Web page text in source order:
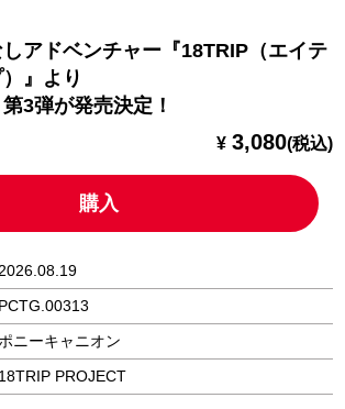
アドベンチャー『18TRIP（エイテ
』より
3弾が発売決定！
¥ 3,080(税込)
購入
2026.08.19
PCTG.00313
ポニーキャニオン
18TRIP PROJECT